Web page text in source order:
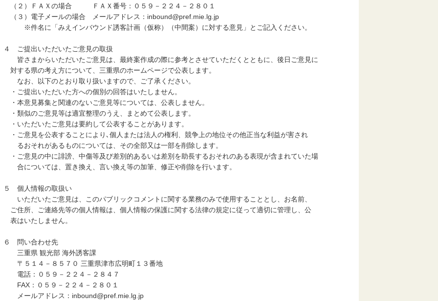
（２）ＦＡＸの場合 ＦＡＸ番号：０５９－２２４－２８０１
（３）電子メールの場合 メールアドレス：inbound@pref.mie.lg.jp
※件名に「みえインバウンド誘客計画（仮称）（中間案）に対する意見」とご記入ください。
４ ご提出いただいたご意見の取扱
皆さまからいただいたご意見は、最終案作成の際に参考とさせていただくとともに、後日ご意見に
対する県の考え方について、三重県のホームページで公表します。
なお、以下のとおり取り扱いますので、ご了承ください。
・ご提出いただいた方への個別の回答はいたしません。
・本意見募集と関連のないご意見等については、公表しません。
・類似のご意見等は適宜整理のうえ、まとめて公表します。
・いただいたご意見は要約して公表することがあります。
・ご意見を公表することにより､個人または法人の権利、競争上の地位その他正当な利益が害され
るおそれがあるものについては、その全部又は一部を削除します。
・ご意見の中に誹謗、中傷等及び差別的あるいは差別を助長するおそれのある表現が含まれていた場
合については、置き換え、言い換え等の加筆、修正や削除を行います。
５ 個人情報の取扱い
いただいたご意見は、このパブリックコメントに関する業務のみで使用することとし、お名前、
ご住所、ご連絡先等の個人情報は、個人情報の保護に関する法律の規定に従って適切に管理し、公
表はいたしません。
６ 問い合わせ先
三重県 観光部 海外誘客課
〒５１４－８５７０ 三重県津市広明町１３番地
電話：０５９－２２４－２８４７
FAX：０５９－２２４－２８０１
メールアドレス：inbound@pref.mie.lg.jp